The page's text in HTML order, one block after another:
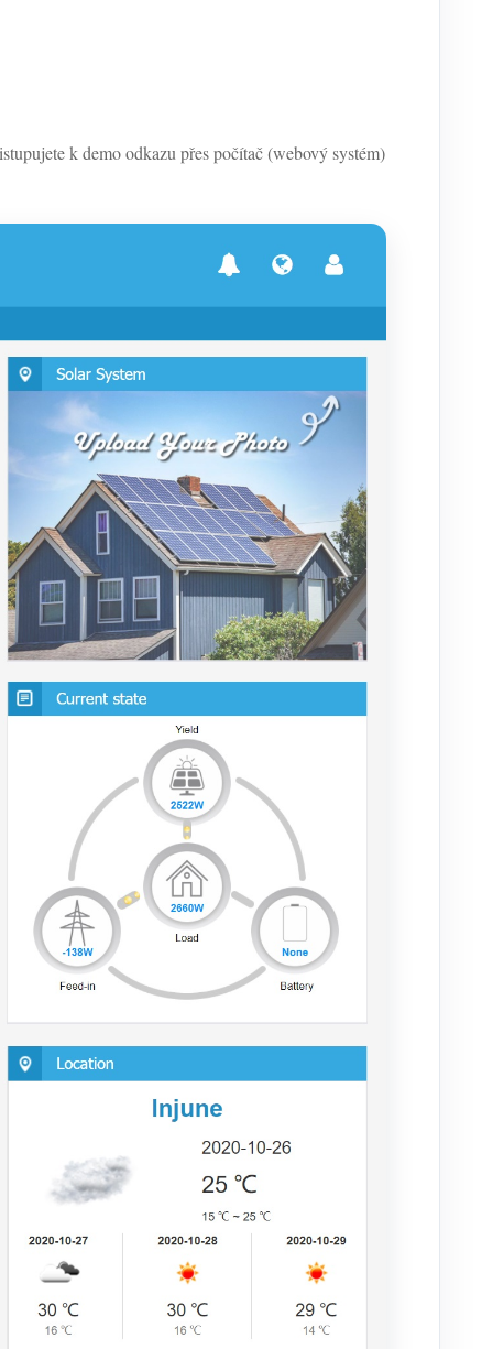
k demo odkazu přes počítač (webový systém)